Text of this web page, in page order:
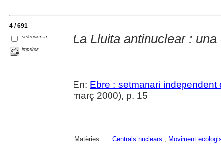
4 / 691
seleccionar
imprimir
La Lluita antinuclear : una
En: Ebre : setmanari independent
març 2000), p. 15
Matèries: Centrals nuclears ; Moviment